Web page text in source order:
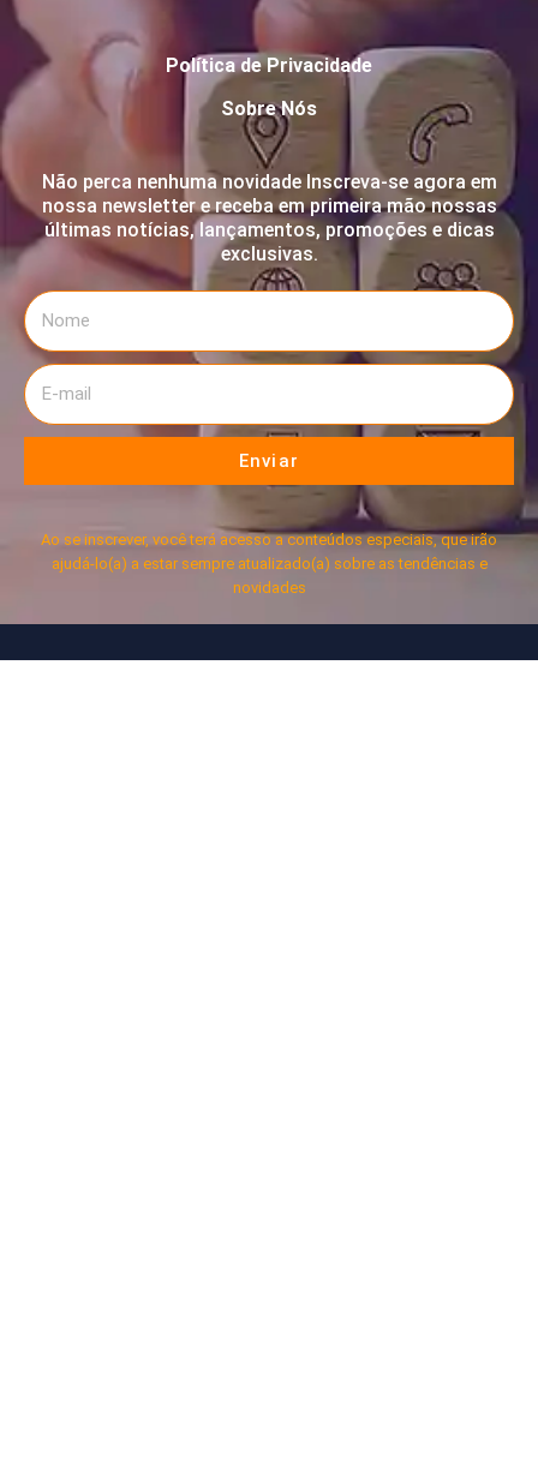
Política de Privacidade
Sobre Nós
Não perca nenhuma novidade Inscreva-se agora em
nossa newsletter e receba em primeira mão nossas
últimas notícias, lançamentos, promoções e dicas
exclusivas.
Enviar
Ao se inscrever, você terá acesso a conteúdos especiais, que irão
ajudá-lo(a) a estar sempre atualizado(a) sobre as tendências e
novidades